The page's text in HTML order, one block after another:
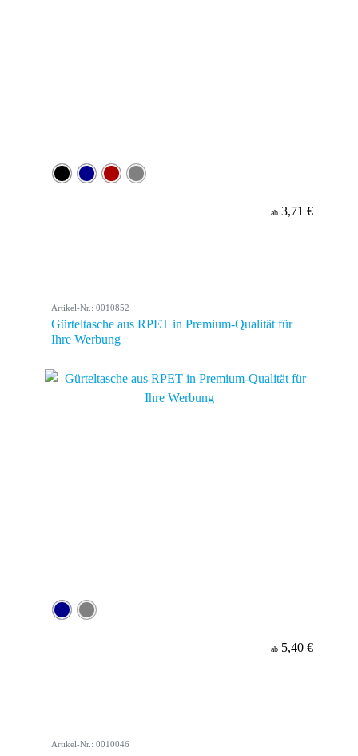
ab 3,71 €
Artikel-Nr.: 0010852
Gürteltasche aus RPET in Premium-Qualität für
Ihre Werbung
ab 5,40 €
Artikel-Nr.: 0010046